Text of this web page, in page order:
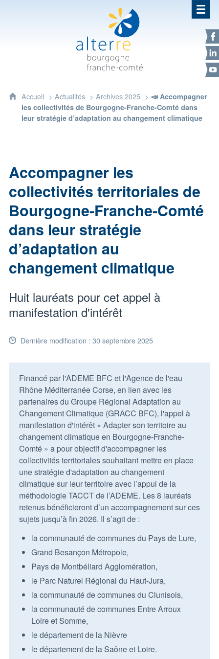
Alterre Bourgogne Franche-
Accueil Actualités Archives 2025
📣 Accompagner
les collectivités de Bourgogne-Franche-Comté dans
leur stratégie d’adaptation au changement climatique
Accompagner les
collectivités territoriales de
Bourgogne-Franche-Comté
dans leur stratégie
d’adaptation au
changement climatique
Huit lauréats pour cet appel à
manifestation d'intérêt
Dernière modification : 30 septembre 2025
Financé par l'ADEME BFC et l'Agence de l'eau
Rhône Méditerranée Corse, en lien avec les
partenaires du Groupe Régional Adaptation au
Changement Climatique (GRACC BFC), l'appel à
manifestation d'intérêt « Adapter son territoire au
changement climatique en Bourgogne-Franche-
Comté » a pour objectif d'accompagner les
collectivités territoriales souhaitant mettre en place
une stratégie d'adaptation au changement
climatique sur leur territoire avec l’appui de la
méthodologie TACCT de l’ADEME. Les 8 lauréats
retenus bénéficieront d’un accompagnement sur ces
sujets jusqu’à fin 2026. Il s’agit de :
la communauté de communes du Pays de Lure,
Grand Besançon Métropole,
Pays de Montbéliard Agglomération,
le Parc Naturel Régional du Haut-Jura,
la communauté de communes du Clunisois,
la communauté de communes Entre Arroux
Loire et Somme,
le département de la Nièvre
le département de la Saône et Loire.